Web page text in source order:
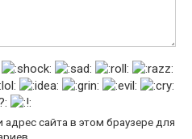
сайта в этом браузере для